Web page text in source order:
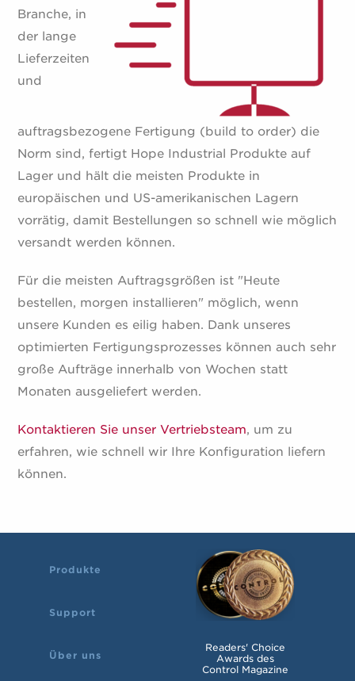
Branche, in
der lange
Lieferzeiten
und
auftragsbezogene Fertigung (build to order) die
Norm sind, fertigt Hope Industrial Produkte auf
Lager und hält die meisten Produkte in
europäischen und US-amerikanischen Lagern
vorrätig, damit Bestellungen so schnell wie möglich
versandt werden können.
Für die meisten Auftragsgrößen ist "Heute
bestellen, morgen installieren" möglich, wenn
unsere Kunden es eilig haben. Dank unseres
optimierten Fertigungsprozesses können auch sehr
große Aufträge innerhalb von Wochen statt
Monaten ausgeliefert werden.
Kontaktieren Sie unser Vertriebsteam, um zu
erfahren, wie schnell wir Ihre Konfiguration liefern
können.
Produkte
Support
Über uns
Readers' Choice
Awards des
Control Magazine